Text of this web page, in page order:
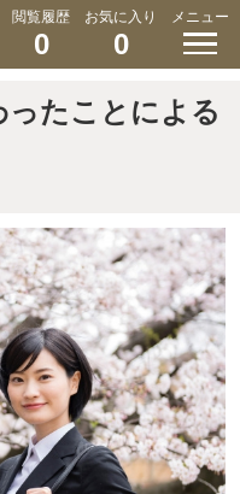
閲覧履歴
0
お気に入り
0
メニュー
ったことによる